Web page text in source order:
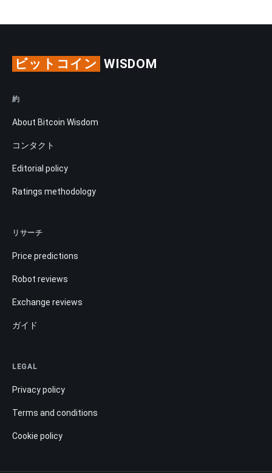
ビットコイン WISDOM
約
About Bitcoin Wisdom
コンタクト
Editorial policy
Ratings methodology
リサーチ
Price predictions
Robot reviews
Exchange reviews
ガイド
LEGAL
Privacy policy
Terms and conditions
Cookie policy